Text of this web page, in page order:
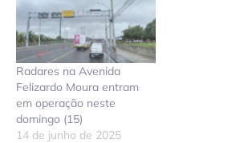
Radares na Avenida
Felizardo Moura entram
em operação neste
domingo (15)
14 de junho de 2025